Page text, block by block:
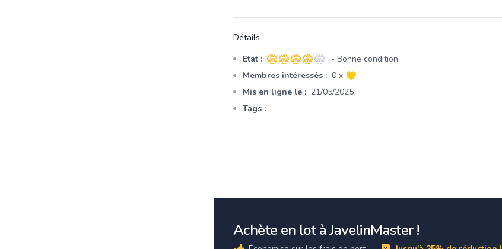
Détails
Etat : 4 sur 5 étoiles
- Bonne condition
Membres intéressés : 0 x
Mis en ligne le : 21/05/2025
Tags : -
Achète en lot à JavelinMaster !